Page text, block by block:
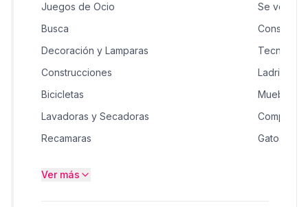
Juegos de Ocio
Busca
Decoración y Lamparas
Construcciones
Bicicletas
Lavadoras y Secadoras
Recamaras
Busco novia(o)
Se vende
Ladrillo y
Muebles
Gatos en
Ver más